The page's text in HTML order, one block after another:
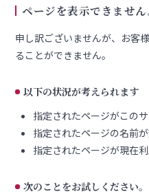
ページを表示できません
申し訳ございませんが、お客
ることができません。
以下の状況が考えられます
指定されたページがこのサ
指定されたページの名前が
指定されたページが現在利
次のことをお試しください。